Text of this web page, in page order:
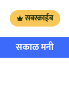
सबस्क्राईब
सकाळ मनी